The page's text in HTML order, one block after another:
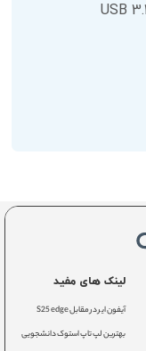
لینک های مفید
آیفون ایر در مقابل S25 edge
بهترین لپ تاپ استوک دانشجویی